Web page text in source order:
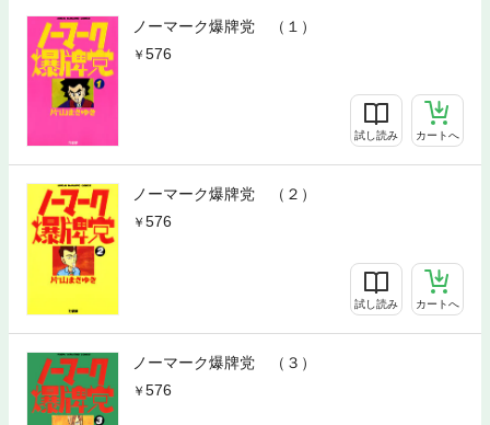
ノーマーク爆牌党 （１）
576
試し読み カートへ
ノーマーク爆牌党 （２）
576
試し読み カートへ
ノーマーク爆牌党 （３）
576